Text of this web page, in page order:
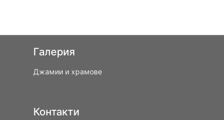
Галерия
Джамии и храмове
Контакти